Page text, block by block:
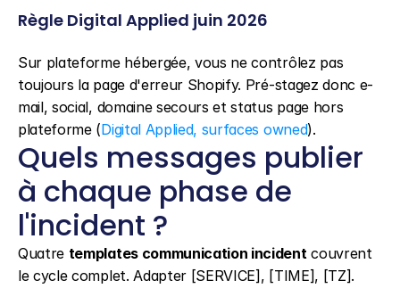
Règle Digital Applied juin 2026
Sur plateforme hébergée, vous ne contrôlez pas
toujours la page d'erreur Shopify. Pré-stagez donc e-
mail, social, domaine secours et status page hors
plateforme (Digital Applied, surfaces owned).
Quels messages publier
à chaque phase de
l'incident ?
Quatre templates communication incident couvrent
le cycle complet. Adapter [SERVICE], [TIME], [TZ].